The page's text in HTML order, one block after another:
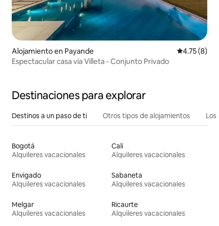
Alojamiento en Payande Calificación
4.75 (8)
Espectacular casa vía Villeta - Conjunto Privado
Destinaciones para explorar
Destinos a un paso de ti Otros tipos de alojamientos
Bogotá
Alquileres vacacionales
Cali
Alquileres vacacionales
Envigado
Alquileres vacacionales
Sabaneta
Alquileres vacacionales
Melgar
Alquileres vacacionales
Ricaurte
Alquileres vacacionales